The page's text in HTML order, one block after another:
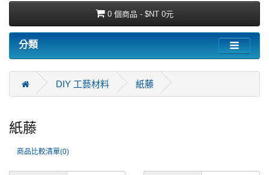
0 個商品 - $NT 0元
分類
DIY 工藝材料 紙藤
紙藤
商品比較清單(0)